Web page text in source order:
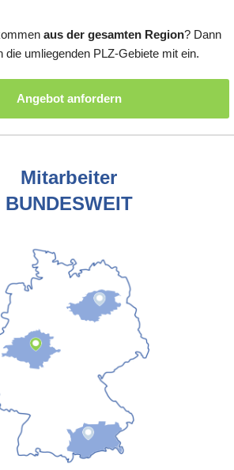
aus der gesamten Region? Dann
die umliegenden PLZ-Gebiete mit ein.
Angebot anfordern
Mitarbeiter
BUNDESWEIT